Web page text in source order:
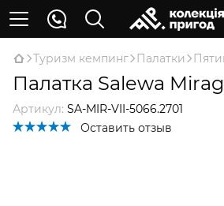
Туризм кемпинг Палатки
Палатка Salewa
Артикул: SA-MIR-VII-5066.2701
Оставить отзыв